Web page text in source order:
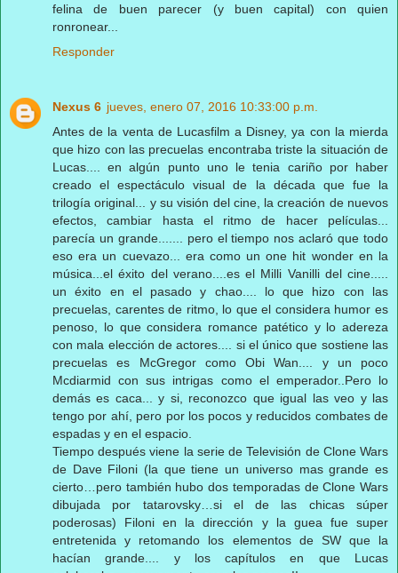
felina de buen parecer (y buen capital) con quien
ronronear...
Responder
Nexus 6 jueves, enero 07, 2016 10:33:00 p.m.
Antes de la venta de Lucasfilm a Disney, ya con la mierda
que hizo con las precuelas encontraba triste la situación de
Lucas.... en algún punto uno le tenia cariño por haber
creado el espectáculo visual de la década que fue la
trilogía original... y su visión del cine, la creación de nuevos
efectos, cambiar hasta el ritmo de hacer películas...
parecía un grande....... pero el tiempo nos aclaró que todo
eso era un cuevazo... era como un one hit wonder en la
música...el éxito del verano....es el Milli Vanilli del cine.....
un éxito en el pasado y chao.... lo que hizo con las
precuelas, carentes de ritmo, lo que el considera humor es
penoso, lo que considera romance patético y lo adereza
con mala elección de actores.... si el único que sostiene las
precuelas es McGregor como Obi Wan.... y un poco
Mcdiarmid con sus intrigas como el emperador..Pero lo
demás es caca... y si, reconozco que igual las veo y las
tengo por ahí, pero por los pocos y reducidos combates de
espadas y en el espacio.
Tiempo después viene la serie de Televisión de Clone Wars
de Dave Filoni (la que tiene un universo mas grande es
cierto…pero también hubo dos temporadas de Clone Wars
dibujada por tatarovsky…si el de las chicas súper
poderosas) Filoni en la dirección y la guea fue super
entretenida y retomando los elementos de SW que la
hacían grande.... y los capítulos en que Lucas